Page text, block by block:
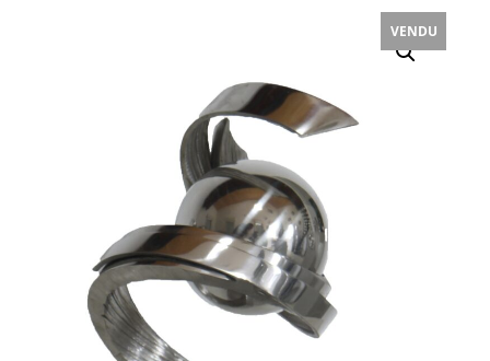
VENDU